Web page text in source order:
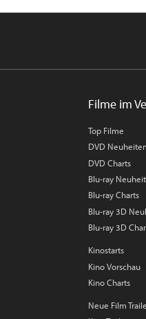
Filme im
Top Filme
DVD
DVD Charts
Blu-ray
Blu-ray Charts
Blu-ray 3D
Blu-ray 3D
Kinostarts
Kino Vorschau
Kino Charts
Neue Film